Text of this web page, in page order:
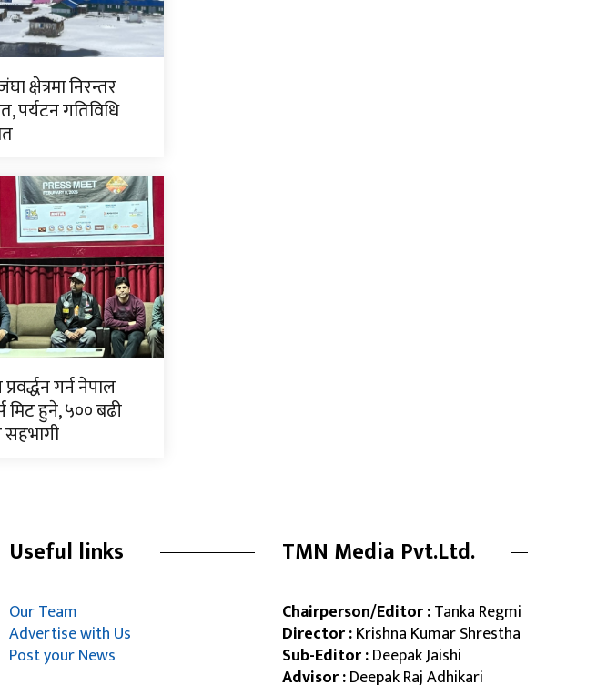
क्षेत्रमा निरन्तर
पर्यटन गतिविधि
गर्न नेपाल
मिट हुने, ५०० बढी
सहभागी
Useful links
Our Team
Advertise with Us
Post your News
TMN Media Pvt.Ltd.
Chairperson/Editor :Tanka Regmi
Director :Krishna Kumar Shrestha
Sub-Editor :Deepak Jaishi
Advisor :Deepak Raj Adhikari